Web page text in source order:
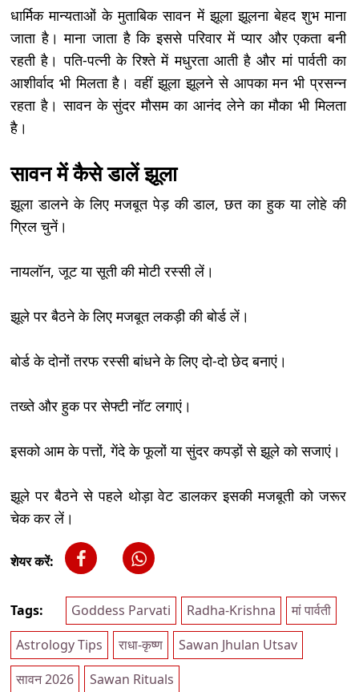
धार्मिक मान्यताओं के मुताबिक सावन में झूला झूलना बेहद शुभ माना
जाता है। माना जाता है कि इससे परिवार में प्यार और एकता बनी
रहती है। पति-पत्नी के रिश्ते में मधुरता आती है और मां पार्वती का
आशीर्वाद भी मिलता है। वहीं झूला झूलने से आपका मन भी प्रसन्न
रहता है। सावन के सुंदर मौसम का आनंद लेने का मौका भी मिलता
है।
सावन में कैसे डालें झूला
झूला डालने के लिए मजबूत पेड़ की डाल, छत का हुक या लोहे की
ग्रिल चुनें।
नायलॉन, जूट या सूती की मोटी रस्सी लें।
झूले पर बैठने के लिए मजबूत लकड़ी की बोर्ड लें।
बोर्ड के दोनों तरफ रस्सी बांधने के लिए दो-दो छेद बनाएं।
तख्ते और हुक पर सेफ्टी नॉट लगाएं।
इसको आम के पत्तों, गेंदे के फूलों या सुंदर कपड़ों से झूले को सजाएं।
झूले पर बैठने से पहले थोड़ा वेट डालकर इसकी मजबूती को जरूर
चेक कर लें।
शेयर करें:
Tags: Goddess Parvati Radha-Krishna
मां पार्वती
Astrology Tips
राधा-कृष्ण
Sawan Jhulan Utsav
सावन 2026
Sawan Rituals